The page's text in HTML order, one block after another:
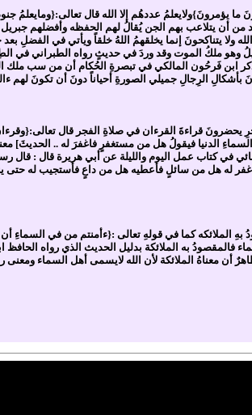
ما يؤمرونَ}ولايعلمُ عددهُم إلا الله قال
أن يتلاعب بهم الجن يُقالُ لهم الحفظه وأفضلهم جبريل
ولا يتناكحونَ إنما يخلقهمُ اللهُ خلقاً ويأتي في
وهو ملكُ الموت وقد وردَ في حديثٍ رواه الطبراني في
ابن فَرحُون المالكي في تبصرةِ الحُكام أن من سب ملك
بأشكالِ الرِجالِ جميلي الصورةِ أحياناً دونَ أن تكونَ لهم
يحضرونَ قراءةَ القرءان في صلاةِ الفجر قال
الدنيا فيقولُ هل من مستغفرٍ فاغفرَ له .. الحديثَ]
في كتاب عمل اليوم والليلة عن أبي هريرة قال : قال
له هل من سائلٍ فأعطيه هل من داعٍ فأستجيب له حتى
بهِ الملائكه كما في قولهِ تعالى :{ءأمنتم من في
به الملائكة بدليل الحديث الذي رواه
أن معناهُ الملائكة لأن الله لايسمى أهل السماء